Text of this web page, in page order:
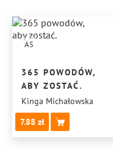
A5
365 POWODÓW,
ABY ZOSTAĆ.
Kinga Michałowska
7.88